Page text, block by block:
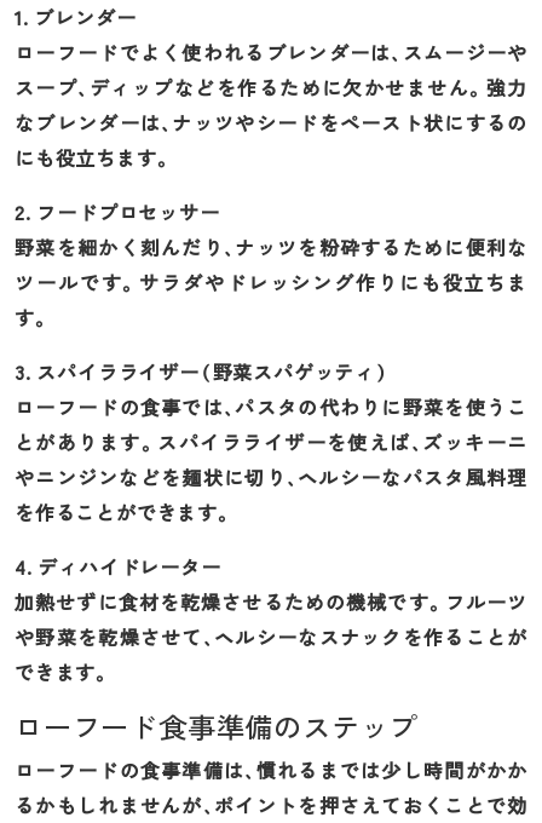
1. ブレンダー
ローフードでよく使われるブレンダーは、スムージーや
スープ、ディップなどを作るために欠かせません。強力
なブレンダーは、ナッツやシードをペースト状にするの
にも役立ちます。
2. フードプロセッサー
野菜を細かく刻んだり、ナッツを粉砕するために便利な
ツールです。サラダやドレッシング作りにも役立ちま
す。
3. スパイラライザー（野菜スパゲッティ）
ローフードの食事では、パスタの代わりに野菜を使うこ
とがあります。スパイラライザーを使えば、ズッキーニ
やニンジンなどを麺状に切り、ヘルシーなパスタ風料理
を作ることができます。
4. ディハイドレーター
加熱せずに食材を乾燥させるための機械です。フルーツ
や野菜を乾燥させて、ヘルシーなスナックを作ることが
できます。
ローフード食事準備のステップ
ローフードの食事準備は、慣れるまでは少し時間がかか
るかもしれませんが、ポイントを押さえておくことで効